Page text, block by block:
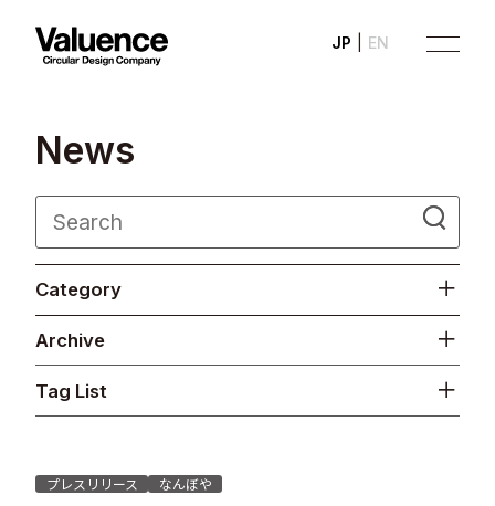
EN
JP
Company
Philosophy
Business
Investor Relations
News
Category
Archive
Tag List
プレスリリース なんぼや